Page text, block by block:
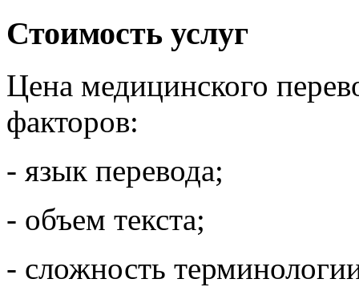
Стоимость услуг
Цена медицинского
факторов:
- язык перевода;
- объем текста;
- сложность